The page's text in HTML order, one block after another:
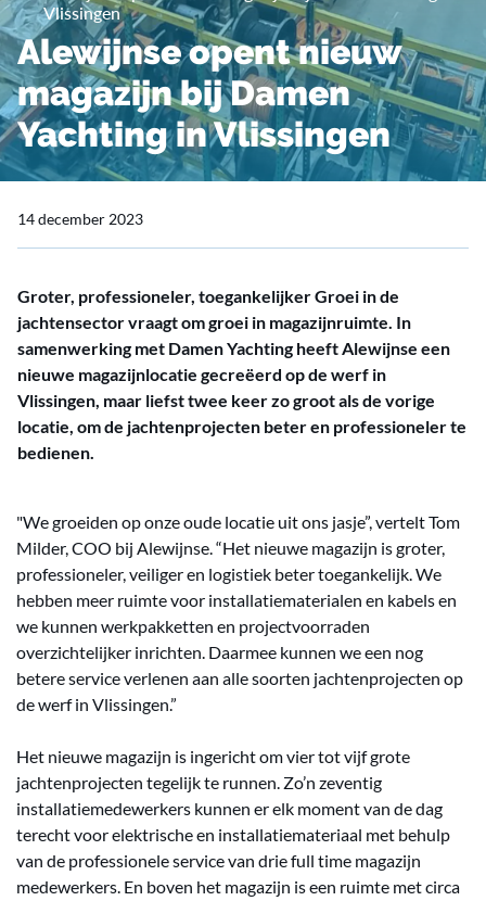
Vlissingen
Alewijnse opent nieuw
magazijn bij Damen
Yachting in Vlissingen
14 december 2023
Groter, professioneler, toegankelijker Groei in de
jachtensector vraagt om groei in magazijnruimte. In
samenwerking met Damen Yachting heeft Alewijnse een
nieuwe magazijnlocatie gecreëerd op de werf in
Vlissingen, maar liefst twee keer zo groot als de vorige
locatie, om de jachtenprojecten beter en professioneler te
bedienen.
"We groeiden op onze oude locatie uit ons jasje”, vertelt Tom
Milder, COO bij Alewijnse. “Het nieuwe magazijn is groter,
professioneler, veiliger en logistiek beter toegankelijk. We
hebben meer ruimte voor installatiematerialen en kabels en
we kunnen werkpakketten en projectvoorraden
overzichtelijker inrichten. Daarmee kunnen we een nog
betere service verlenen aan alle soorten jachtenprojecten op
de werf in Vlissingen.”
Het nieuwe magazijn is ingericht om vier tot vijf grote
jachtenprojecten tegelijk te runnen. Zo’n zeventig
installatiemedewerkers kunnen er elk moment van de dag
terecht voor elektrische en installatiemateriaal met behulp
van de professionele service van drie full time magazijn
medewerkers. En boven het magazijn is een ruimte met circa